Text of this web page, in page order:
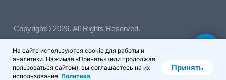
На сайте используются cookie для работы и
аналитики. Нажимая «Принять» (или продолжая
пользоваться сайтом), вы соглашаетесь на их
использование. Политика
Принять